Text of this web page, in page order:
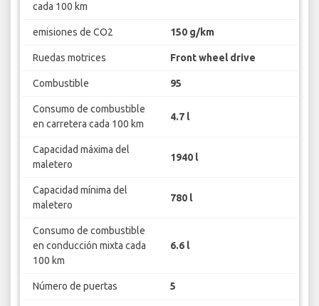
cada 100 km
emisiones de CO2 150 g/km
Ruedas motrices Front wheel drive
Combustible 95
Consumo de combustible
en carretera cada 100 km
4.7 l
Capacidad máxima del
maletero
1940 l
Capacidad mínima del
maletero
780 l
Consumo de combustible
en conducción mixta cada
100 km
6.6 l
Número de puertas 5